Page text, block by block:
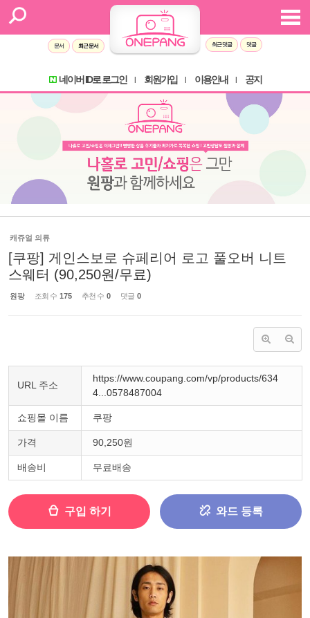
문서 최근 문서 최근 댓글 댓글
네이버 ID로 로그인 회원가입 이용안내 공지
캐쥬얼 의류
[쿠팡] 게인스보로 슈페리어 로고 풀오버 니트
스웨터 (90,250원/무료)
원팡 조회 수 175 추천 수 0 댓글 0
URL 주소
https://www.coupang.com/vp/products/634
4...0578487004
쇼핑몰 이름 쿠팡
가격 90,250원
배송비 무료배송
구입 하기 와드 등록